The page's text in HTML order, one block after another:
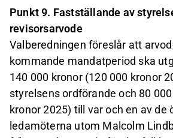
Punkt 9. Fastställande av
revisorsarvode
Valberedningen föreslår att
kommande mandatperiod ska
140 000 kronor (120 000 kronor
styrelsens ordförande och 80
kronor 2025) till var och en av de
ledamöterna utom Malcolm